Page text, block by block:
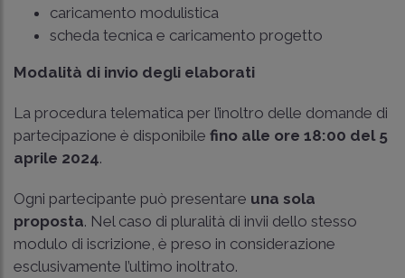
caricamento modulistica
scheda tecnica e caricamento progetto
Modalità di invio degli elaborati
La procedura telematica per l’inoltro delle domande di
partecipazione è disponibile fino alle ore 18:00 del 5
aprile 2024.
Ogni partecipante può presentare una sola
proposta. Nel caso di pluralità di invii dello stesso
modulo di iscrizione, è preso in considerazione
esclusivamente l’ultimo inoltrato.